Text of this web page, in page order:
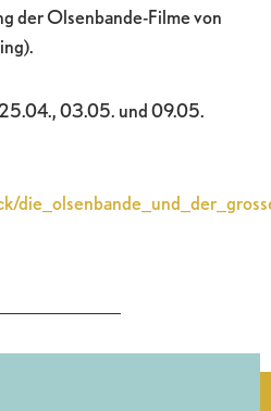
der Olsenbande-Filme von
03.05. und 09.05.